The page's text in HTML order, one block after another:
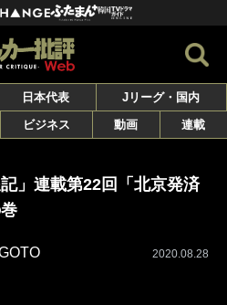
日本代表
Jリーグ・国内
ビジネス 動画 連載
」連載第22回「北京発済
2020.08.28